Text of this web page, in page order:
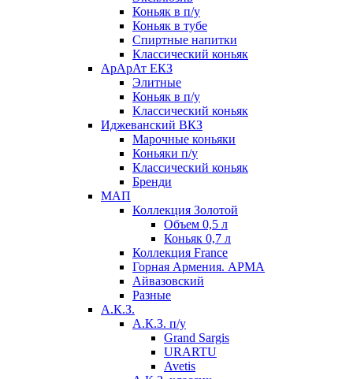
Коньяк в п/у
Коньяк в тубе
Спиртные напитки
Классический коньяк
АрАрАт ЕКЗ
Элитные
Коньяк в п/у
Классический коньяк
Иджеванский ВКЗ
Марочные коньяки
Коньяки п/у
Классический коньяк
Бренди
МАП
Коллекция Золотой
Объем 0,5 л
Коньяк 0,7 л
Коллекция France
Горная Армения. АРМА
Айвазовский
Разные
А.К.З.
А.К.З. п/у
Grand Sargis
URARTU
Avetis